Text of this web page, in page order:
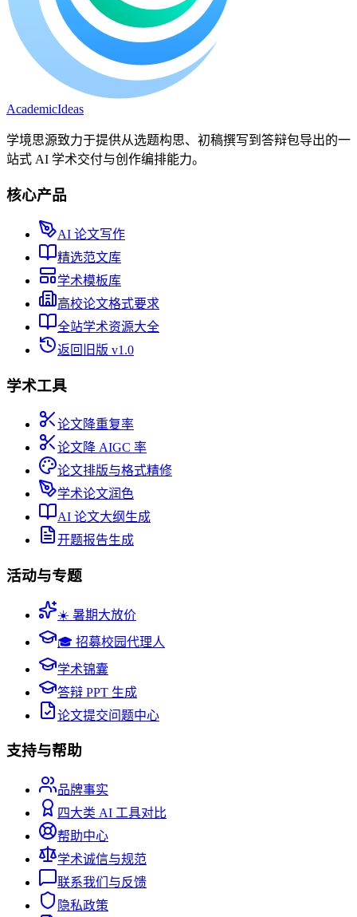
AcademicIdeas
学境思源致力于提供从选题构思、初稿撰写到答辩包导出的一
站式 AI 学术交付与创作编排能力。
核心产品
AI 论文写作
精选范文库
学术模板库
高校论文格式要求
全站学术资源大全
返回旧版 v1.0
学术工具
论文降重复率
论文降 AIGC 率
论文排版与格式精修
学术论文润色
AI 论文大纲生成
开题报告生成
活动与专题
☀️ 暑期大放价
🎓 招募校园代理人
学术锦囊
答辩 PPT 生成
论文提交问题中心
支持与帮助
品牌事实
四大类 AI 工具对比
帮助中心
学术诚信与规范
联系我们与反馈
隐私政策